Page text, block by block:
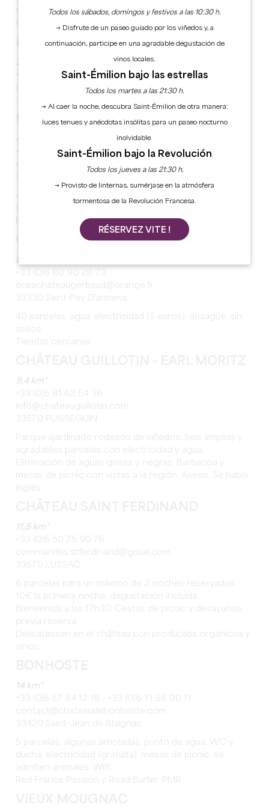
se aceptan animales, Red France Passion, Park4night,
Camping-Car d'Hôtes
DE ROL - vignobles Sautereau
3,7 km*
+33 (0)6 85 20 62 90
gaec-sautereau@wanadoo.fr
HAUTE-NAUVE
4,4 km*
+33(0)5 57 24 73 21 - +33 (0)6 66 31 44 42
chateauhaute-nauve@hotmail.com
Red France Passion, PMR
8 km*
+33 (0)6 80 90 28 73
sceachateaugerbaud@orange.fr
33330 Saint-Pey D'armens
40 parcelas, agua, electricidad (5 euros), desagüe, sin
aseos,
Tiendas cercanas
9,4 km*
+33 (0)6 81 62 54 36
info@chateauguillotin.com
33570 PUISSEGUIN
Parque ajardinado rodeado de viñedos. Seis amplias y
agradables parcelas con electricidad y agua.
Eliminación de aguas grises y negras. Barbacoa y
mesas de picnic con vistas a la región. Aseos. Se habla
inglés.
11,5 km*
+33 (0)6 50 75 90 76
commandes.stferdinand@gmail.com
33570 LUSSAC
6 parcelas para un máximo de 2 noches reservadas.
10€ la primera noche, degustación incluida.
Bienvenida a las 17h30. Cestas de picnic y desayunos
previa reserva.
Delicatessen en el château con productos orgánicos y
vinos.
14 km*
+33 (0)5 57 84 12 18 - +33 (0)6 71 58 90 11
contact@chateaudebonhoste.com
33420 Saint-Jean de Blaignac
5 parcelas, algunas arboladas, punto de agua, WC y
ducha, electricidad (gratuita), mesas de picnic, se
admiten animales, Wifi.
Red France Passion y Road Surfer, PMR
Todos los sábados, domingos y festivos a las 10:30 h.
→ Disfrute de un paseo guiado por los viñedos y, a
continuación, participe en una agradable degustación de
vinos locales.
Saint-Émilion bajo las estrellas
Todos los martes a las 21:30 h.
→ Al caer la noche, descubra Saint-Émilion de otra manera:
luces tenues y anécdotas insólitas para un paseo nocturno
inolvidable.
Saint-Émilion bajo la Revolución
Todos los jueves a las 21:30 h.
→ Provisto de linternas, sumérjase en la atmósfera
tormentosa de la Revolución Francesa.
RÉSERVEZ VITE !